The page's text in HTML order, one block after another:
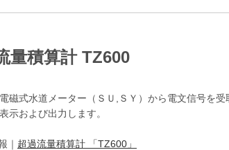
量積算計 TZ600
磁式水道メーター（ＳＵ,ＳＹ）から電文信号を
示および出力します。
｜ 超過流量積算計 「TZ600」